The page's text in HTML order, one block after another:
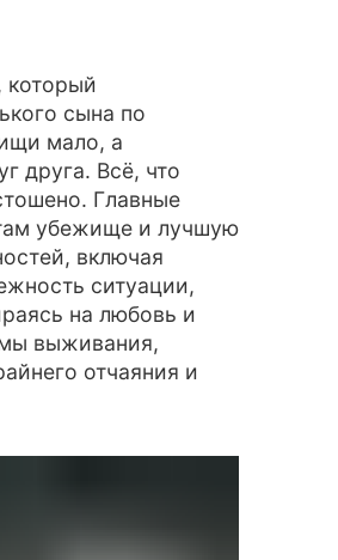
который
сына по
мало, а
друга. Всё, что
Главные
убежище и лучшую
включая
ситуации,
на любовь и
выживания,
отчаяния и